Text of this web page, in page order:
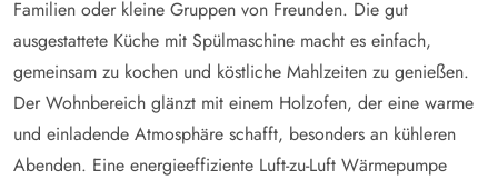
Familien oder kleine Gruppen von Freunden. Die gut
ausgestattete Küche mit Spülmaschine macht es einfach,
gemeinsam zu kochen und köstliche Mahlzeiten zu genießen.
Der Wohnbereich glänzt mit einem Holzofen, der eine warme
und einladende Atmosphäre schafft, besonders an kühleren
Abenden. Eine energieeffiziente Luft-zu-Luft Wärmepumpe